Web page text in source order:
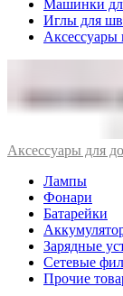
Машинки
Иглы для
Аксессуары для
Лампы
Фонари
Батарейки
Зарядные
Сетевые
Прочие